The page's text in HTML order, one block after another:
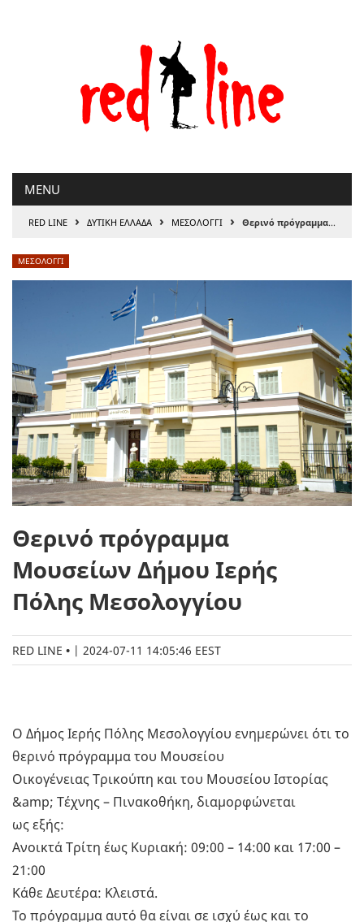
MENU
RED LINE › ΔΥΤΙΚΗ ΕΛΛΑΔΑ › ΜΕΣΟΛΟΓΓΙ › Θερινό πρόγραμμα Μουσείων Δήμου Ιερής Πόλης Μεσολογγίου
ΜΕΣΟΛΟΓΓΙ
Θερινό πρόγραμμα
Μουσείων Δήμου Ιερής
Πόλης Μεσολογγίου
RED LINE | 2024-07-11 14:05:46 EEST
Ο Δήμος Ιερής Πόλης Μεσολογγίου ενημερώνει ότι το
θερινό πρόγραμμα του Μουσείου
Οικογένειας Τρικούπη και του Μουσείου Ιστορίας
&amp; Τέχνης – Πινακοθήκη, διαμορφώνεται
ως εξής:
Ανοικτά Τρίτη έως Κυριακή: 09:00 – 14:00 και 17:00 –
21:00
Κάθε Δευτέρα: Κλειστά.
Το πρόγραμμα αυτό θα είναι σε ισχύ έως και το